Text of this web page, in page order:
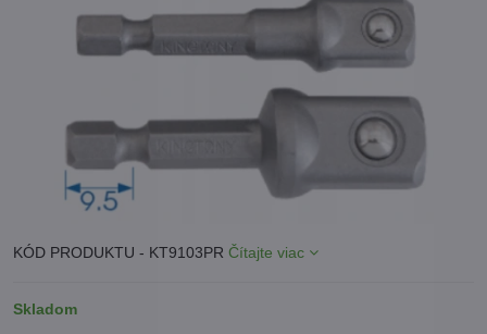
KÓD PRODUKTU - KT9103PR Čítajte viac
Skladom